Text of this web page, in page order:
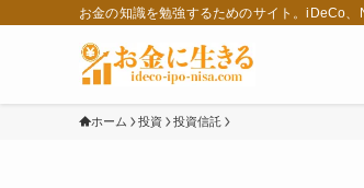
お金の知識を勉強するためのサイト。iDeCo
ホーム 投資 投資信託